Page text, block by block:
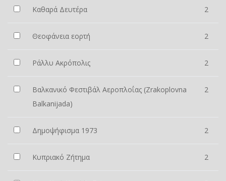
Καθαρά Δευτέρα 2
Θεοφάνεια εορτή 2
Ράλλυ Ακρόπολις 2
Βαλκανικό Φεστιβάλ Αεροπλοΐας (Zrakoplovna
Balkanijada)
2
Δημοψήφισμα 1973 2
Κυπριακό Ζήτημα 2